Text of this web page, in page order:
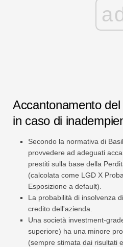
Accantonamento
in caso di
Secondo la normativa di
provvedere ad adeguati
prestiti sulla base della
(calcolata come LGD X
Esposizione a default).
La probabilità di insolvenza
credito dell'azienda.
Una società investment-
superiore) ha una minore
(sempre stimata dai risultati